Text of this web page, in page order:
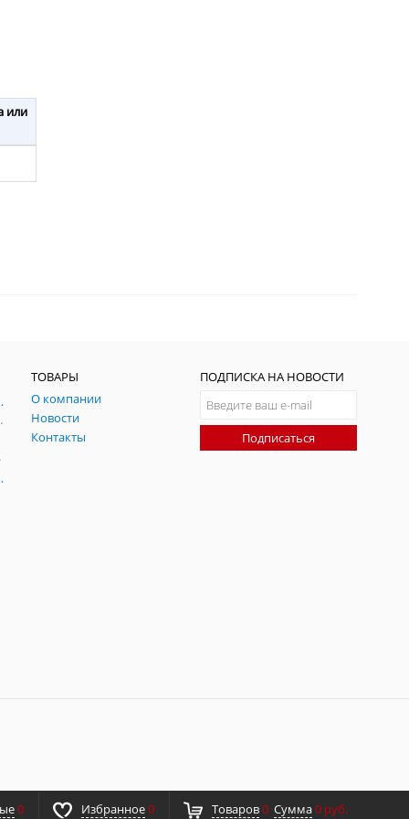
или
ГНСС
помех
помех
ТОВАРЫ
О компании
Новости
Контакты
ПОДПИСКА НА НОВОСТИ
Подписаться
0 Избранное0 Товаров0 Сумма0 руб.